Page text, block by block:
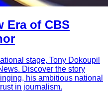
Era of CBS
stage, Tony Dokoupil
Discover the story
his ambitious national
in journalism.